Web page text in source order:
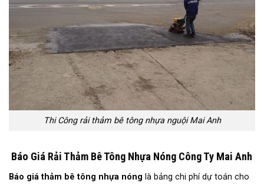
Thi Công rải thảm bê tông nhựa nguội Mai Anh
Báo Giá Rải Thảm Bê Tông Nhựa Nóng Công Ty Mai Anh
Báo giá thảm bê tông nhựa nóng là bảng chi phí dự toán cho